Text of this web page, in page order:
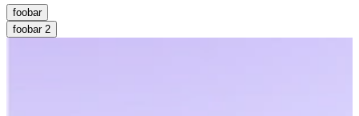
foobar
foobar 2